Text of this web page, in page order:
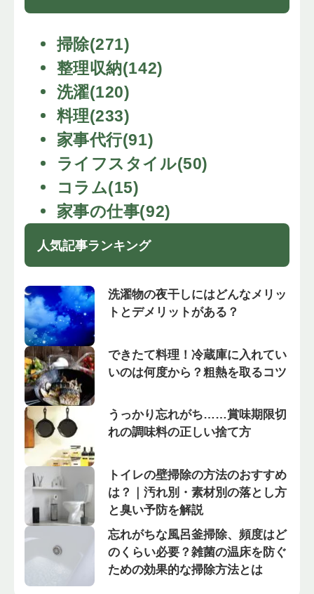
掃除(271)
整理収納(142)
洗濯(120)
料理(233)
家事代行(91)
ライフスタイル(50)
コラム(15)
家事の仕事(92)
人気記事ランキング
洗濯物の夜干しにはどんなメリッ
トとデメリットがある？
できたて料理！冷蔵庫に入れてい
いのは何度から？粗熱を取るコツ
うっかり忘れがち……賞味期限切
れの調味料の正しい捨て方
トイレの壁掃除の方法のおすすめ
は？｜汚れ別・素材別の落とし方
と臭い予防を解説
忘れがちな風呂釜掃除、頻度はど
のくらい必要？雑菌の温床を防ぐ
ための効果的な掃除方法とは